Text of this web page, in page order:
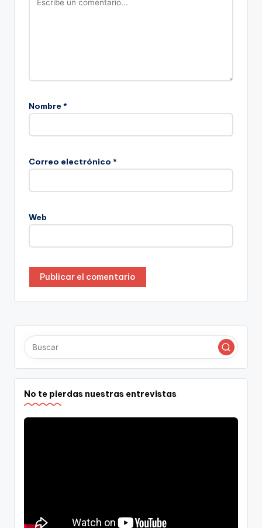
Nombre *
Correo electrónico *
Web
No te pierdas nuestras entrevistas